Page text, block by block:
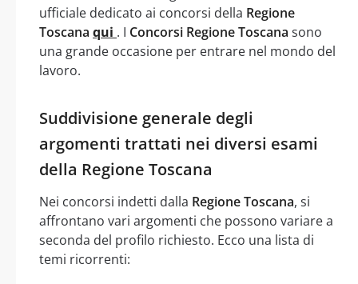
ufficiale dedicato ai concorsi della Regione
Toscana qui . I Concorsi Regione Toscana sono
una grande occasione per entrare nel mondo del
lavoro.
Suddivisione generale degli
argomenti trattati nei diversi esami
della Regione Toscana
Nei concorsi indetti dalla Regione Toscana, si
affrontano vari argomenti che possono variare a
seconda del profilo richiesto. Ecco una lista di
temi ricorrenti: